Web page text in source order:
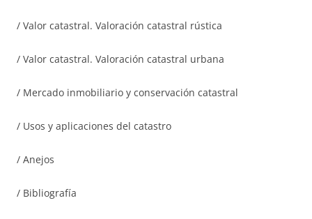
/ Valor catastral. Valoración catastral rústica
/ Valor catastral. Valoración catastral urbana
/ Mercado inmobiliario y conservación catastral
/ Usos y aplicaciones del catastro
/ Anejos
/ Bibliografía